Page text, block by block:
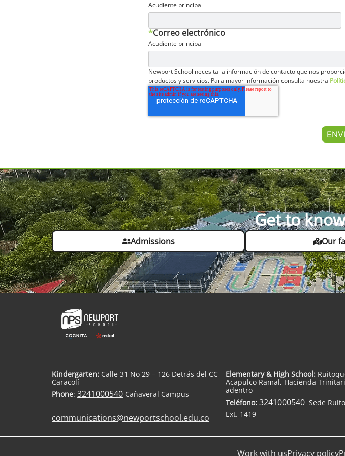
Acudiente principal
Correo electrónico
*
Acudiente principal
Newport School necesita la información de contacto que nos
productos y servicios. Para mayor información consulta nuestra
Get to
Admissions Our
Kindergarten: Calle 31 No 29 – 126 Detrás del CC
Caracolí
Phone: 3241000540 Cañaveral Campus
communications@newportschool.edu.co
Elementary & High School:
Acapulco Ramal, Hacienda
adentro
Teléfono: 3241000540 Sede
Ext. 1419
Work with usPrivacy policy